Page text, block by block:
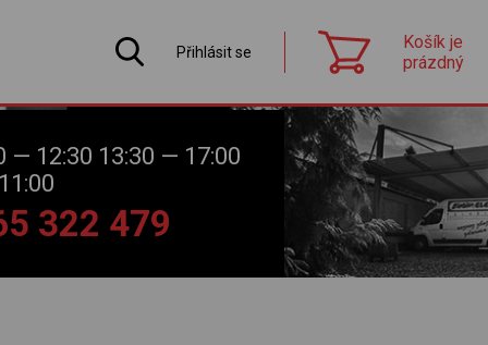
Přihlásit se
Košík je
prázdný
— 12:30 13:30 — 17:00
322 479